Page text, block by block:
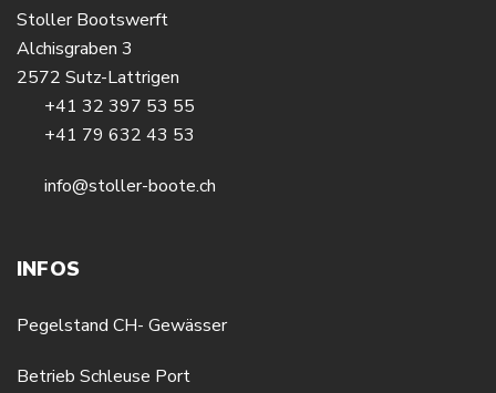
Stoller Bootswerft
Alchisgraben 3
2572 Sutz-Lattrigen
+41 32 397 53 55
+41 79 632 43 53
info@stoller-boote.ch
INFOS
Pegelstand CH- Gewässer
Betrieb Schleuse Port